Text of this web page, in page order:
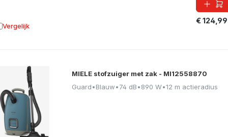
€ 124,99
Vergelijk aan vergelijking
MIELE stofzuiger met zak - MI12558870
Guard•Blauw•74 dB•890 W•12 m actieradius